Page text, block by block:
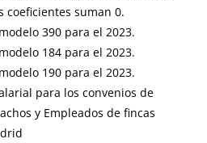
coeficientes suman 0.
390 para el 2023.
184 para el 2023.
190 para el 2023.
para los convenios de
y Empleados de fincas